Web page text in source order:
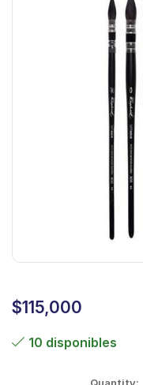
$115,000
10 disponibles